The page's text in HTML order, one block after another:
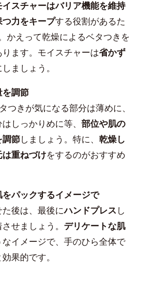
イスチャーはバリア機能を維持
つ力をキープする役割があるた
かえって乾燥によるベタつきを
ます。モイスチャーは省かず
ましょう。
調節
つきが気になる部分は薄めに、
しっかりめに等、 部位や肌の
調節 しましょう。特に、 乾燥し
重ねづけをするのがおすすめ
パックするイメージで
後は、最後にハンドプレス し
せましょう。 デリケートな肌
なイメージで、手のひら全体で
果的です。